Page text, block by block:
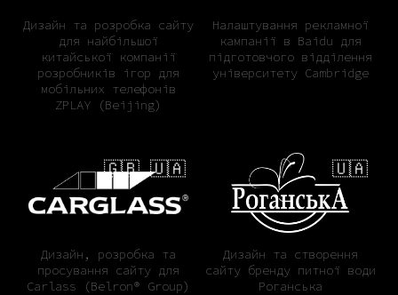
Дизайн та розробка сайту
для найбільшої
китайської компанії
розробників ігор для
мобільних телефонів
ZPLAY (Beijing)
Налаштування рекламної
кампанії в Baidu для
підготовчого відділення
університету Cambridge
🇬🇧 🇺🇦
Дизайн, розробка та
просування сайту для
Carlass (Belron® Group)
🇺🇦
Дизайн та створення
сайту бренду питної води
Роганська